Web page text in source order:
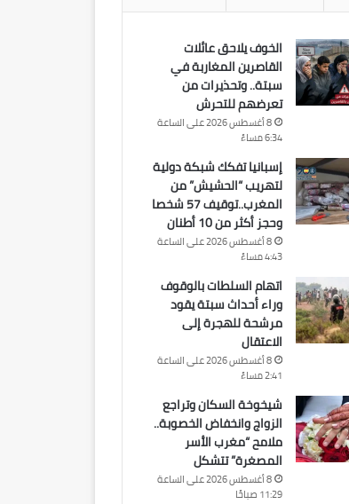
الخوف يلاحق عائلات
القاصرين المغاربة في
سبتة.. وتحذيرات من
تعرضهم للتحرش
8 أغسطس 2026 على الساعة
6:34 مساءً
إسبانيا تفكك شبكة دولية
لتهريب “الحشيش” من
المغرب..توقيف 57 شخصا
وحجز أكثر من 10 أطنان
8 أغسطس 2026 على الساعة
4:43 مساءً
اتهام السلطات بالوقوف
وراء أحداث سبتة يقود
مرشحة للهجرة إلى
الاعتقال
8 أغسطس 2026 على الساعة
2:41 مساءً
شيخوخة السكان وتراجع
الزواج وانخفاض الخصوبة..
ملامح “مغرب الأسر
المصغرة” تتشكل
8 أغسطس 2026 على الساعة
11:29 صباحًا